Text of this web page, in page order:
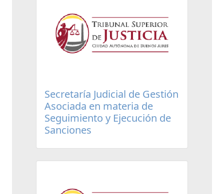
Secretaría Judicial de Gestión
Asociada en materia de
Seguimiento y Ejecución de
Sanciones